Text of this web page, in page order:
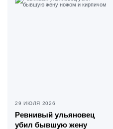
29 ИЮЛЯ 2026
Ревнивый ульяновец
убил бывшую жену